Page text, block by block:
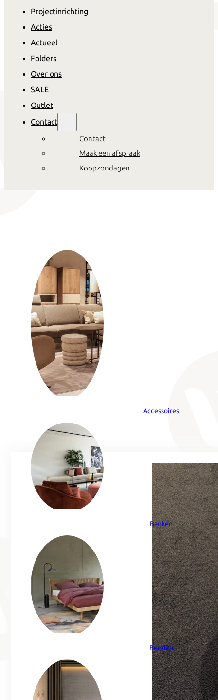
Projectinrichting
Acties
Actueel
Folders
Over ons
SALE
Outlet
Contact
Contact
Maak een afspraak
Koopzondagen
Accessoires
Banken
Bedden